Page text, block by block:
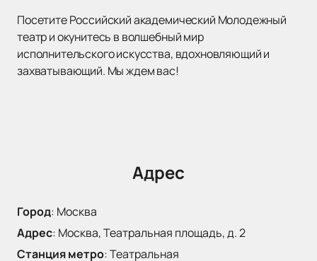
Посетите Российский академический Молодежный
театр и окунитесь в волшебный мир
исполнительского искусства, вдохновляющий и
захватывающий. Мы ждем вас!
Адрес
Город: Москва
Адрес: Москва, Театральная площадь, д. 2
Станция метро:Театральная